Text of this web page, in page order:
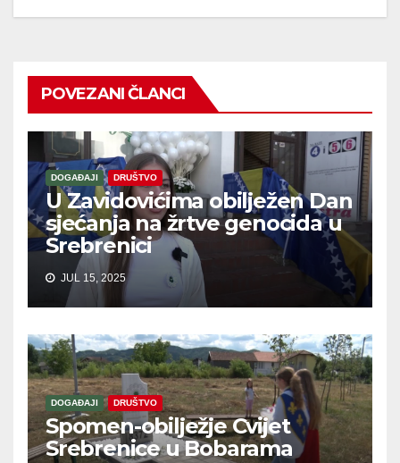
POVEZANI ČLANCI
DOGAĐAJI DRUŠTVO
U Zavidovićima obilježen Dan
sjećanja na žrtve genocida u
Srebrenici
JUL 15, 2025
DOGAĐAJI DRUŠTVO
Spomen-obilježje Cvijet
Srebrenice u Bobarama